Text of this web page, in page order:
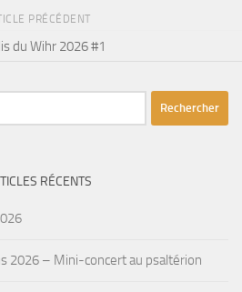
PRÉCÉDENT
du Wihr 2026 #1
RÉCENTS
2026 – Mini-concert au psaltérion